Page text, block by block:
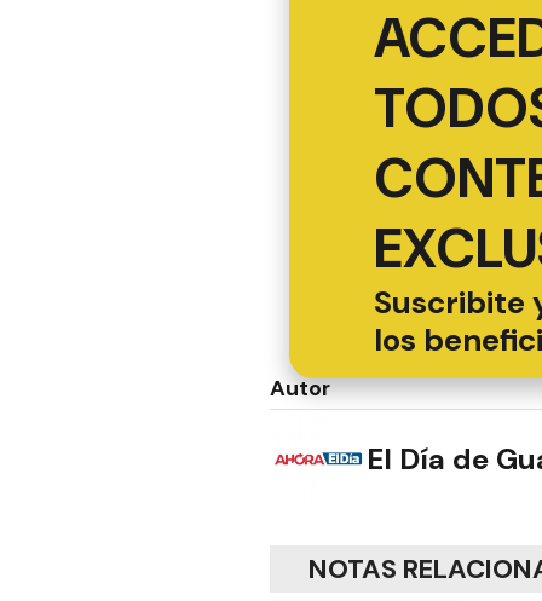
Suscribite
los
Autor
El Día de
NOTAS